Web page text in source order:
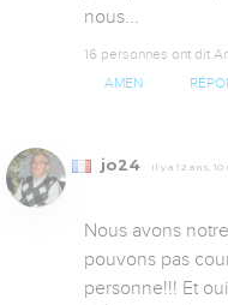
nous...
16 personnes ont dit
AMEN
jo24 Il y a 12 ans, 10
Nous avons
pouvons pas
personne!!! Et